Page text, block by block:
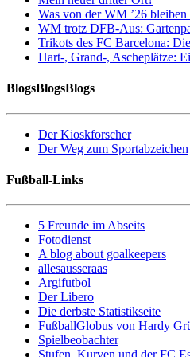
Was von der WM ’26
WM trotz DFB-Aus:
Trikots des FC Barcelona:
Hart-, Grand-, Ascheplätze:
BlogsBlogsBlogs
Der Kioskforscher
Der Weg zum Sportabzeichen
Fußball-Links
5 Freunde im Abseits
Fotodienst
A blog about goalkeepers
allesausseraas
Argifutbol
Der Libero
Die derbste Statistikseite
FußballGlobus von Hardy
Spielbeobachter
Stufen, Kurven und der FC